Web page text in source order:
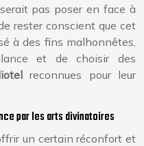
pas poser en face à
rester conscient que cet
à des fins malhonnêtes,
et de choisir des
reconnues pour leur
par les arts divinatoires
un certain réconfort et